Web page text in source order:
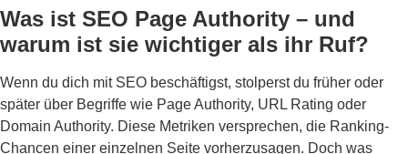
Was ist SEO Page Authority – und
warum ist sie wichtiger als ihr Ruf?
Wenn du dich mit SEO beschäftigst, stolperst du früher oder
später über Begriffe wie Page Authority, URL Rating oder
Domain Authority. Diese Metriken versprechen, die Ranking-
Chancen einer einzelnen Seite vorherzusagen. Doch was